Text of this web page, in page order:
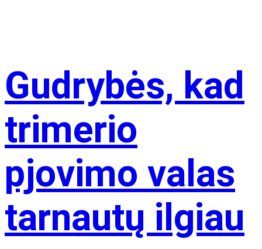
Gudrybės, kad
trimerio
pjovimo valas
tarnautų ilgiau